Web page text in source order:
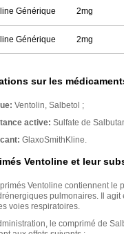
Générique 2mg
Générique 2mg
sur les
Ventolin, Salbetol ;
active: Sulfate de
GlaxoSmithKline.
Ventoline et leur
Ventoline contiennent le
pulmonaires. Il
voies respiratoires.
le comprimé de